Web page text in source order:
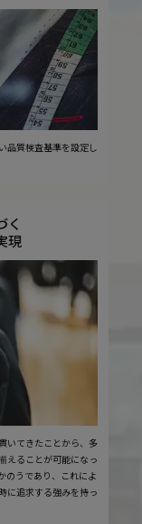
品質検査基準を設定し
く
現
いてきたことから、多
えることが可能になっ
のうであり、これによ
に追求する強みを持っ